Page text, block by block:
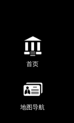
首页
地图导航